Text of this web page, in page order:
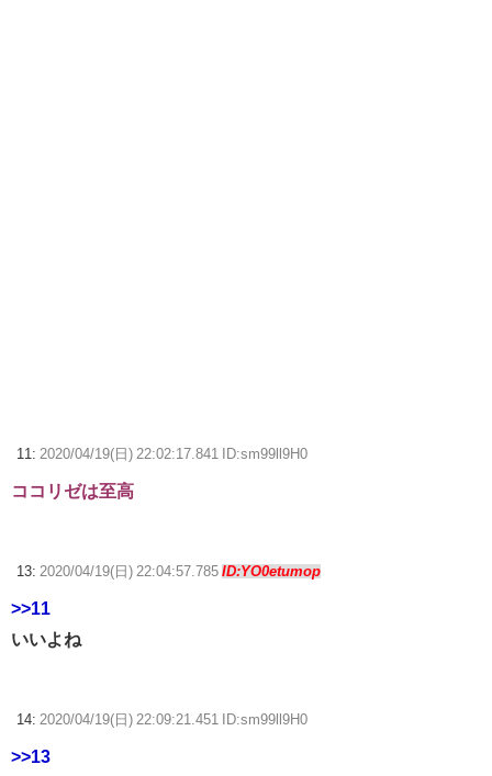
11: 2020/04/19(日) 22:02:17.841 ID:sm99ll9H0
ココリゼは至高
13: 2020/04/19(日) 22:04:57.785 ID:YO0etumop
>>11
いいよね
14: 2020/04/19(日) 22:09:21.451 ID:sm99ll9H0
>>13